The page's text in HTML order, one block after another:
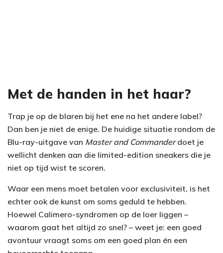
Met de handen in het haar?
Trap je op de blaren bij het ene na het andere label?
Dan ben je niet de enige. De huidige situatie rondom de
Blu-ray-uitgave van Master and Commanderdoet je
wellicht denken aan die limited-edition sneakers die je
niet op tijd wist te scoren.
Waar een mens moet betalen voor exclusiviteit, is het
echter ook de kunst om soms geduld te hebben.
Hoewel Calimero-syndromen op de loer liggen –
waarom gaat het altijd zo snel? – weet je: een goed
avontuur vraagt soms om een goed plan én een